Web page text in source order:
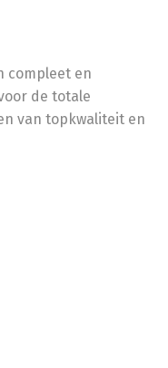
compleet en
de totale
van topkwaliteit en